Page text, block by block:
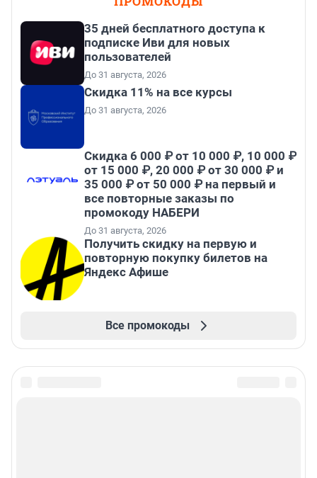
35 дней бесплатного доступа к
подписке Иви для новых
пользователей
До 31 августа, 2026
Скидка 11% на все курсы
До 31 августа, 2026
Скидка 6 000 ₽ от 10 000 ₽, 10 000 ₽
от 15 000 ₽, 20 000 ₽ от 30 000 ₽ и
35 000 ₽ от 50 000 ₽ на первый и
все повторные заказы по
промокоду НАБЕРИ
До 31 августа, 2026
Получить скидку на первую и
повторную покупку билетов на
Яндекс Афише
Все промокоды